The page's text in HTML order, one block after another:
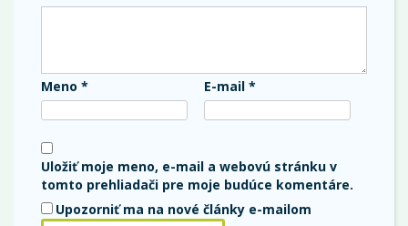
Meno * E-mail *
Uložiť moje meno, e-mail a webovú stránku v
tomto prehliadači pre moje budúce komentáre.
Upozorniť ma na nové články e-mailom